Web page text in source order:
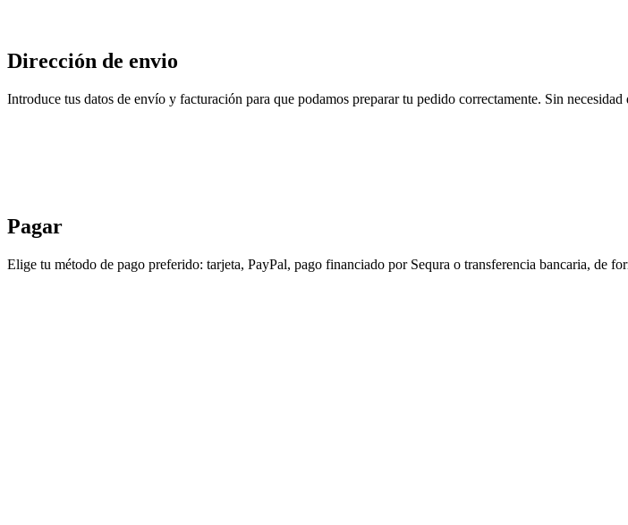
Dirección de envio
Introduce tus datos de envío y facturación para que podamos preparar tu pedido correctamente. Sin necesidad
Pagar
Elige tu método de pago preferido: tarjeta, PayPal, pago financiado por Sequra o transferencia bancaria, de